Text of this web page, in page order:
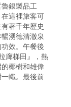
銀製品工
這裡旅客可
著千年歷史
湧德清澈泉
效。午餐後
廊梯田』，熱
椰樹和雄偉
幟。最後前